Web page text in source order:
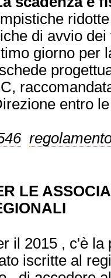
di avvio
giorno per
entro
LE
il 2015 , c'è
iscritte al